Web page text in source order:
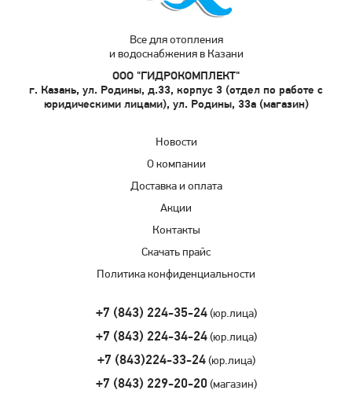
Все для отопления
и водоснабжения в Казани
ООО "ГИДРОКОМПЛЕКТ"
г. Казань, ул. Родины, д.33, корпус 3 (отдел по работе с
юридическими лицами), ул. Родины, 33а (магазин)
Новости
О компании
Доставка и оплата
Акции
Контакты
Скачать прайс
Политика конфиденциальности
+7 (843) 224-35-24(юр.лица)
+7 (843) 224-34-24(юр.лица)
+7 (843)224-33-24(юр.лица)
+7 (843) 229-20-20 (магазин)